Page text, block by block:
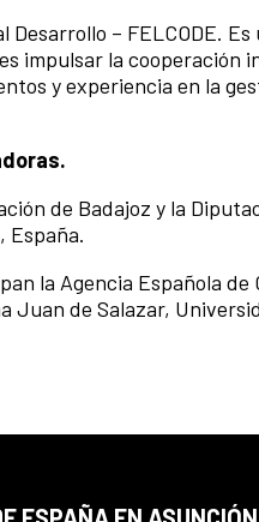
– FELCODE.
impulsar la cooperación
y experiencia en la
de Badajoz y la
España.
la Agencia Española
Juan de Salazar,